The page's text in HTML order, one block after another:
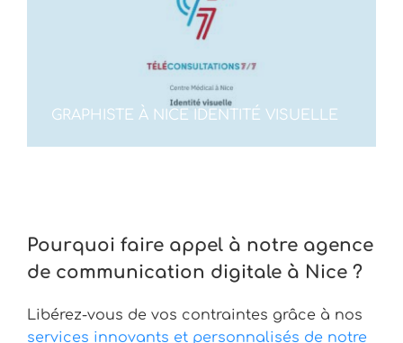
GRAPHISTE À NICE IDENTITÉ VISUELLE
Pourquoi faire appel à notre agence
de communication digitale à Nice ?
Libérez-vous de vos contraintes grâce à nos
services innovants et personnalisés de notre